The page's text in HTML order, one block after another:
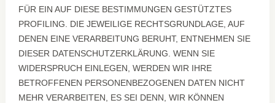
FÜR EIN AUF DIESE BESTIMMUNGEN GESTÜTZTES
PROFILING. DIE JEWEILIGE RECHTSGRUNDLAGE, AUF
DENEN EINE VERARBEITUNG BERUHT, ENTNEHMEN SIE
DIESER DATENSCHUTZERKLÄRUNG. WENN SIE
WIDERSPRUCH EINLEGEN, WERDEN WIR IHRE
BETROFFENEN PERSONENBEZOGENEN DATEN NICHT
MEHR VERARBEITEN, ES SEI DENN, WIR KÖNNEN